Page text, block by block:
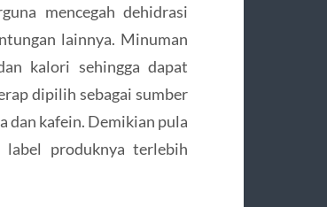
mencegah dehidrasi
lainnya. Minuman
kalori sehingga dapat
dipilih sebagai sumber
dan kafein. Demikian pula
label produknya terlebih